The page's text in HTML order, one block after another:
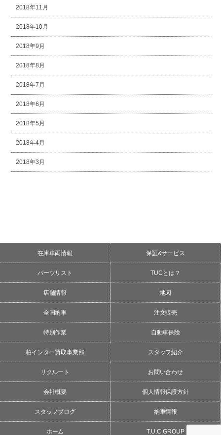
2018年11月
2018年10月
2018年9月
2018年8月
2018年7月
2018年6月
2018年5月
2018年4月
2018年3月
在庫車両情報 保証&サービス
パーツリスト TUCとは？
店舗情報 地図
全国納車 注文販売
特別作業 自動車保険
柏インター買取事業部 スタッフ紹介
リクルート お問い合わせ
会社概要 個人情報保護方針
スタッフブログ 納車情報
ホーム T.U.C.GROUP